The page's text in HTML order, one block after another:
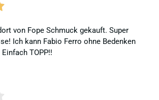
von Fope Schmuck gekauft. Super
Ich kann Fabio Ferro ohne Bedenken
TOPP!!